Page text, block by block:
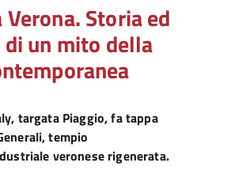
Verona. Storia ed
un mito della
targata Piaggio, fa tappa
tempio
veronese rigenerata.